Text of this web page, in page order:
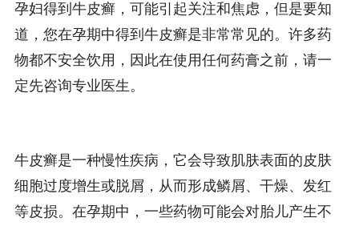
孕妇得到牛皮癣，可能引起关注和焦虑，但是要知
道，您在孕期中得到牛皮癣是非常常见的。许多药
物都不安全饮用，因此在使用任何药膏之前，请一
定先咨询专业医生。
牛皮癣是一种慢性疾病，它会导致肌肤表面的皮肤
细胞过度增生或脱屑，从而形成鳞屑、干燥、发红
等皮损。在孕期中，一些药物可能会对胎儿产生不